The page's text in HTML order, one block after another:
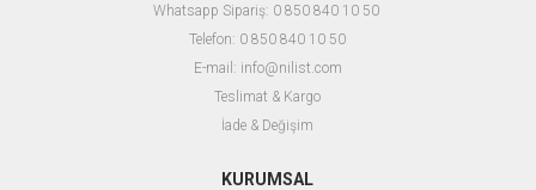
Whatsapp Sipariş: 0 850 840 10 50
Telefon: 0 850 840 10 50
E-mail: info@nilist.com
Teslimat & Kargo
İade & Değişim
KURUMSAL